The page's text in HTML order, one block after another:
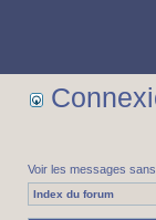
Voir les messages
Index du forum